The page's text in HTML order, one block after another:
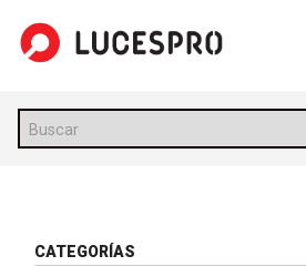
content
Búsqueda
de
productos
CATEGORÍAS